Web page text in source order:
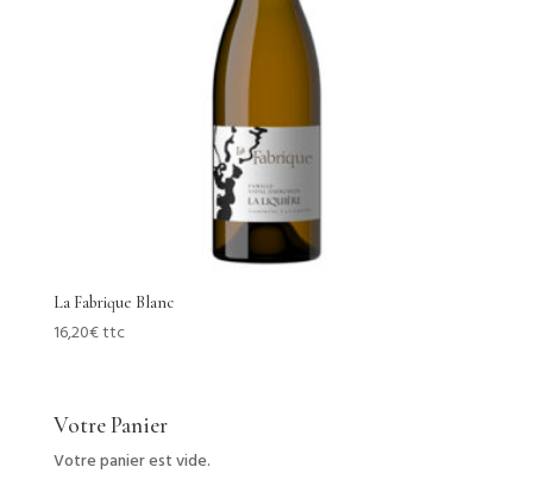
La Fabrique Blanc
16,20€ttc
Votre Panier
Votre panier est vide.